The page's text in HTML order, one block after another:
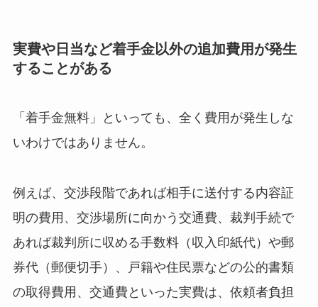
実費や日当など着手金以外の追加費用が発生
することがある
「着手金無料」といっても、全く費用が発生しな
いわけではありません。
例えば、交渉段階であれば相手に送付する内容証
明の費用、交渉場所に向かう交通費、裁判手続で
あれば裁判所に収める手数料（収入印紙代）や郵
券代（郵便切手）、戸籍や住民票などの公的書類
の取得費用、交通費といった実費は、依頼者負担